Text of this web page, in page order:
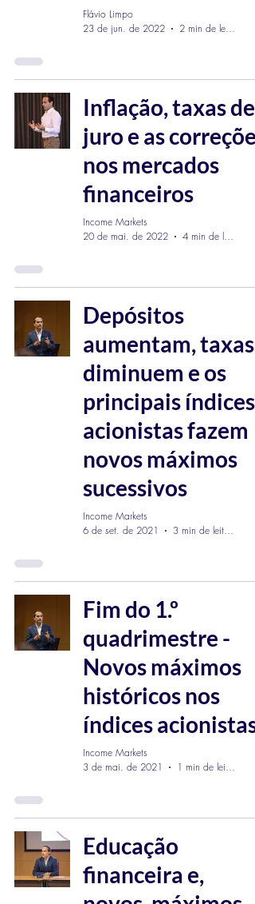
Flávio Limpo
23 de jun. de 2022
2 min de leitura
Inflação, taxas de
juro e as correções
nos mercados
financeiros
Income Markets
20 de mai. de 2022
4 min de leitura
Depósitos
aumentam, taxas
diminuem e os
principais índices
acionistas fazem
novos máximos
sucessivos
Income Markets
6 de set. de 2021
3 min de leitura
Fim do 1.º
quadrimestre -
Novos máximos
históricos nos
índices acionistas
Income Markets
3 de mai. de 2021
1 min de leitura
Educação
financeira e,